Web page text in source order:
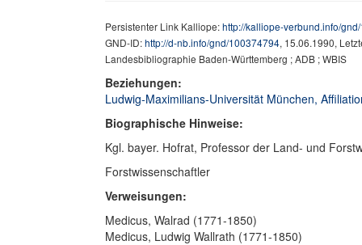
Persistenter Link Kalliope:http://kalliope-verbund.info/
GND-ID:http://d-nb.info/gnd/100374794, 15.06.1990,
Landesbibliographie Baden-Württemberg ; ADB ; WBIS
Beziehungen:
Ludwig-Maximilians-Universität München,
Biographische Hinweise:
Kgl. bayer. Hofrat, Professor der Land- und
Forstwissenschaftler
Verweisungen:
Medicus, Walrad (1771-1850)
Medicus, Ludwig Wallrath (1771-1850)